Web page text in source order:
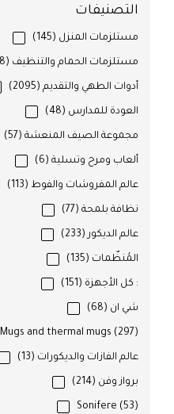
التصنيفات
مستلزمات المنزل (145)
مستلزمات الحمام والتنظيف (258)
أدوات الطهي والتقديم (2095)
العودة للمدارس (48)
مجموعة الصيف المنعشة (57)
ألعاب ومرح وتسلية (6)
عالم المفروشات والفوط (113)
نظافة بلمحة (77)
عالم الديكور(233)
المُنظّمات (135)
: كل الأجهزة (151)
شي ان (68)
Mugs and thermal mugs (297)
عالم الفازات والديكورات (13)
برواز وفن (214)
Sonifere (53)